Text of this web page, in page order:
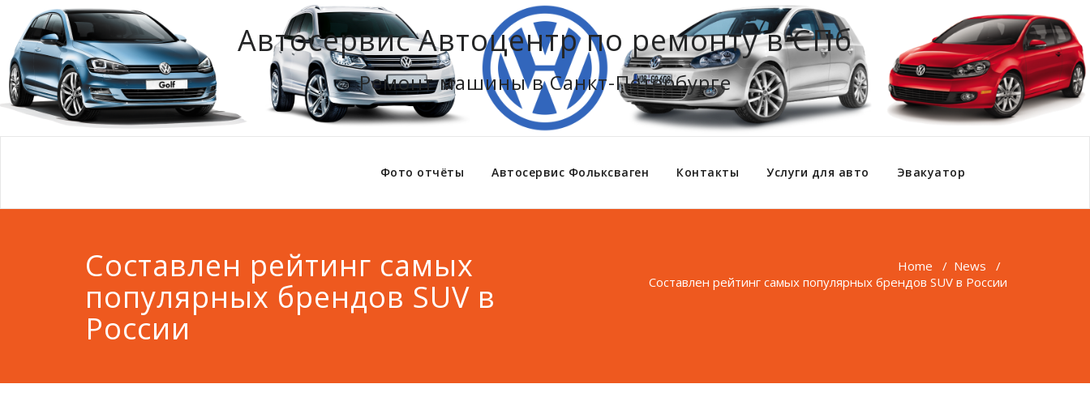
Автосервис Автоцентр по ремонту в СПб
Ремонт машины в Санкт-Петербурге
Фото отчёты Автосервис Фольксваген Контакты Услуги для авто Эвакуатор
Составлен рейтинг самых
популярных брендов SUV в
России
Home / News /
Составлен рейтинг самых популярных брендов SUV в России